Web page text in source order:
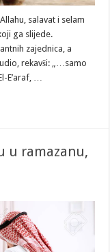
salavat i selam
ga slijede.
zajednica, a
rekavši: „…samo
E’araf, …
u ramazanu,